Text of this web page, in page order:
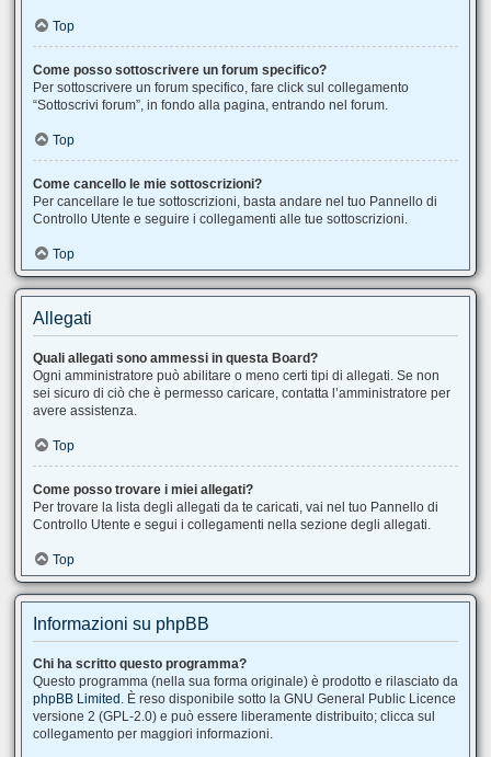
Top
Come posso sottoscrivere un forum specifico?
Per sottoscrivere un forum specifico, fare click sul collegamento
“Sottoscrivi forum”, in fondo alla pagina, entrando nel forum.
Top
Come cancello le mie sottoscrizioni?
Per cancellare le tue sottoscrizioni, basta andare nel tuo Pannello di
Controllo Utente e seguire i collegamenti alle tue sottoscrizioni.
Top
Allegati
Quali allegati sono ammessi in questa Board?
Ogni amministratore può abilitare o meno certi tipi di allegati. Se non
sei sicuro di ciò che è permesso caricare, contatta l’amministratore per
avere assistenza.
Top
Come posso trovare i miei allegati?
Per trovare la lista degli allegati da te caricati, vai nel tuo Pannello di
Controllo Utente e segui i collegamenti nella sezione degli allegati.
Top
Informazioni su phpBB
Chi ha scritto questo programma?
Questo programma (nella sua forma originale) è prodotto e rilasciato da
phpBB Limited . È reso disponibile sotto la GNU General Public Licence
versione 2 (GPL-2.0) e può essere liberamente distribuito; clicca sul
collegamento per maggiori informazioni.